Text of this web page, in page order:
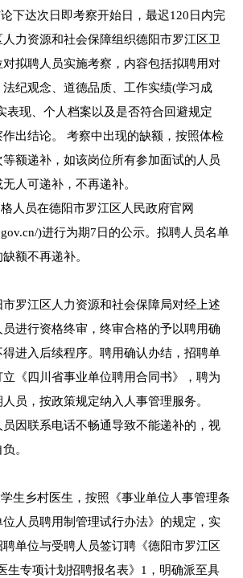
下达次日即考察开始日，最迟120日内完
力资源和社会保障组织德阳市罗江区卫
拟聘人员实施考察，内容包括拟聘用对
纪观念、道德品质、工作实绩(学习成
表现、个人档案以及是否符合回避规定
出结论。 考察中出现的缺额，按照体检
额递补，如该岗位所有参加面试的人员
人可递补，不再递补。
人员在德阳市罗江区人民政府官网
)进行为期7日的公示。拟聘人员名单
额不再递补。
罗江区人力资源和社会保障局对经上述
进行资格终审，终审合格的予以聘用确
进入后续程序。聘用确认办结，招聘单
《四川省事业单位聘用合同书》，聘为
员，按政策规定纳入人事管理服务。
因联系电话不畅通导致不能递补的，视
。
生乡村医生，按照《事业单位人事管理条
人员聘用制管理试行办法》的规定，实
单位与受聘人员签订聘《德阳市罗江区
生专项计划招聘报名表》1，明确派至具